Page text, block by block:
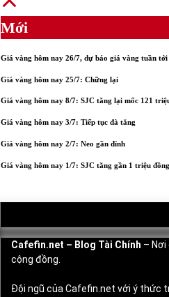
Mới
Giá vàng hôm nay 26/7, dự báo giá vàng tuần tới
Giá vàng hôm nay 25/7: Chững lại
Giá vàng hôm nay 8/7: SJC tăng lại mốc 121
Giá vàng hôm nay 3/7: Tiếp tục đà tăng
Giá vàng hôm nay 2/7: Neo gần đỉnh
Giá vàng hôm nay 1/7: SJC tăng gần 1 triệu đồng
Cafefin.net – Blog Tài Chính –
cộng đồng.
Đội ngũ của Cafefin.net với ý thức